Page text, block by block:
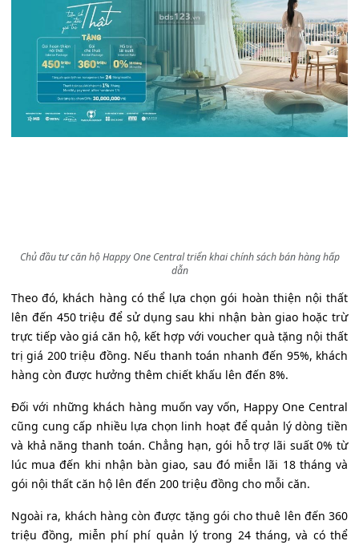
Chủ đầu tư căn hộ Happy One Central triển khai chính sách bán hàng hấp
dẫn
Theo đó, khách hàng có thể lựa chọn gói hoàn thiện nội thất
lên đến 450 triệu để sử dụng sau khi nhận bàn giao hoặc trừ
trực tiếp vào giá căn hộ, kết hợp với voucher quà tặng nội thất
trị giá 200 triệu đồng. Nếu thanh toán nhanh đến 95%, khách
hàng còn được hưởng thêm chiết khấu lên đến 8%.
Đối với những khách hàng muốn vay vốn, Happy One Central
cũng cung cấp nhiều lựa chọn linh hoạt để quản lý dòng tiền
và khả năng thanh toán. Chẳng hạn, gói hỗ trợ lãi suất 0% từ
lúc mua đến khi nhận bàn giao, sau đó miễn lãi 18 tháng và
gói nội thất căn hộ lên đến 200 triệu đồng cho mỗi căn.
Ngoài ra, khách hàng còn được tặng gói cho thuê lên đến 360
triệu đồng, miễn phí phí quản lý trong 24 tháng, và có thể